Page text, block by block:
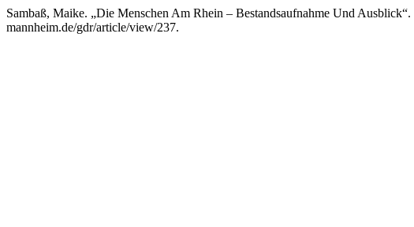
Sambaß, Maike. „Die Menschen Am Rhein – Bestandsaufnahme Und Ausblick“.
mannheim.de/gdr/article/view/237.